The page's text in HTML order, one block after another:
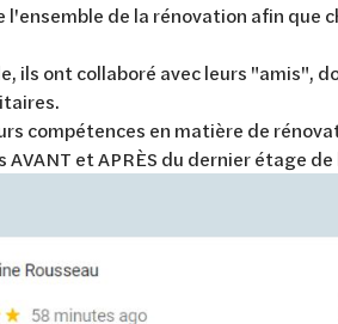
l'ensemble de la rénovation afin que
ils ont collaboré avec leurs "amis",
compétences en matière de
et APRÈS du dernier étage